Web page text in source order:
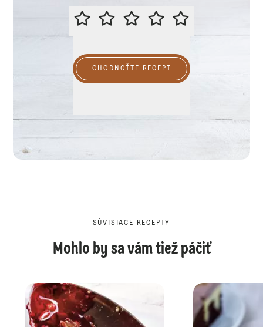
PROSÍME VÁS O OHODNOTENIE
OHODNOŤTE RECEPT
SÚVISIACE RECEPTY
Mohlo by sa vám tiež páčiť